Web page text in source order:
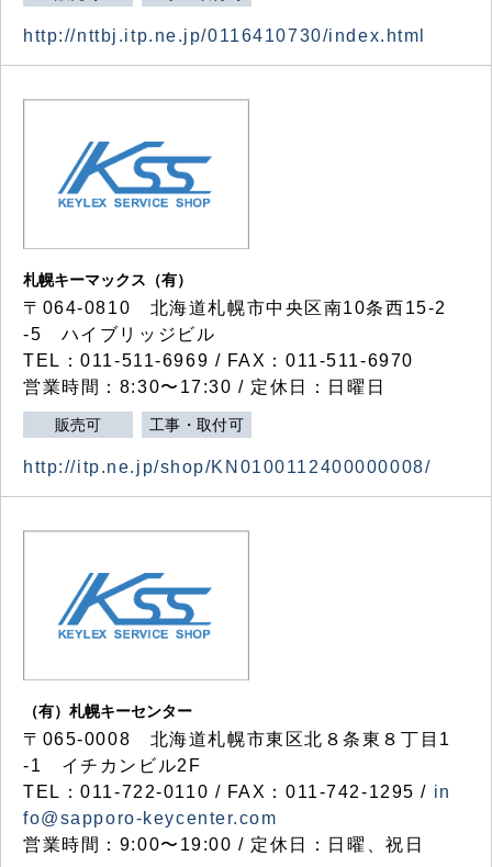
http://nttbj.itp.ne.jp/0116410730/index.html
札幌キーマックス（有）
〒064-0810 北海道札幌市中央区南10条西15-2
-5 ハイブリッジビル
TEL：011-511-6969 / FAX：011-511-6970
営業時間：8:30〜17:30 / 定休日：日曜日
販売可 工事・取付可
http://itp.ne.jp/shop/KN0100112400000008/
（有）札幌キーセンター
〒065-0008 北海道札幌市東区北８条東８丁目1
-1 イチカンビル2F
TEL：011-722-0110 / FAX：011-742-1295 / in
fo@sapporo-keycenter.com
営業時間：9:00〜19:00 / 定休日：日曜、祝日